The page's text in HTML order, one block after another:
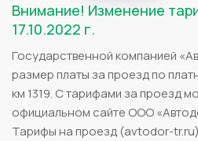
Внимание! Изменение
17.10.2022 г.
Государственной компанией
размер платы за проезд по
км 1319. С тарифами за проезд
официальном сайте ООО
Тарифы на проезд (avtodor-